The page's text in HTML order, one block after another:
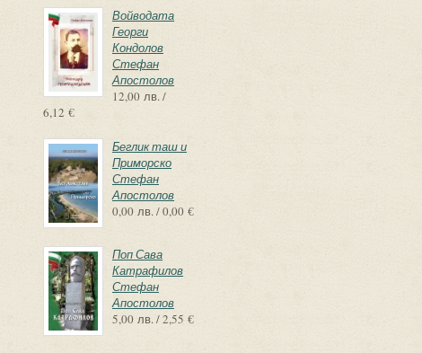
Войводата
Георги
Кондолов
Стефан
Апостолов
12,00 лв. /
6,12 €
Беглик таш и
Приморско
Стефан
Апостолов
0,00 лв. / 0,00 €
Поп Сава
Катрафилов
Стефан
Апостолов
5,00 лв. / 2,55 €